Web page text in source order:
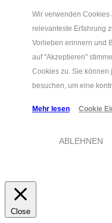
Wir verwenden Cookies
relevanteste Erfahrung
Vorlieben erinnern und
auf "Akzeptieren"
Cookies zu. Sie
besuchen, um eine
Mehr lesen Cookie
ABLEHNEN
Close